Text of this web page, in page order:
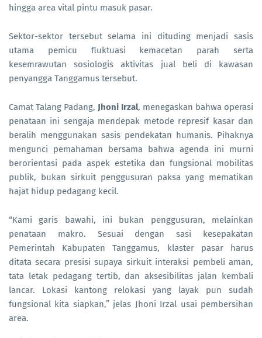
hingga area vital pintu masuk pasar.
Sektor-sektor tersebut selama ini dituding menjadi sasis
utama pemicu fluktuasi kemacetan parah serta
kesemrawutan sosiologis aktivitas jual beli di kawasan
penyangga Tanggamus tersebut.
Camat Talang Padang, Jhoni Irzal, menegaskan bahwa operasi
penataan ini sengaja mendepak metode represif kasar dan
beralih menggunakan sasis pendekatan humanis. Pihaknya
mengunci pemahaman bersama bahwa agenda ini murni
berorientasi pada aspek estetika dan fungsional mobilitas
publik, bukan sirkuit penggusuran paksa yang mematikan
hajat hidup pedagang kecil.
“Kami garis bawahi, ini bukan penggusuran, melainkan
penataan makro. Sesuai dengan sasi kesepakatan
Pemerintah Kabupaten Tanggamus, klaster pasar harus
ditata secara presisi supaya sirkuit interaksi pembeli aman,
tata letak pedagang tertib, dan aksesibilitas jalan kembali
lancar. Lokasi kantong relokasi yang layak pun sudah
fungsional kita siapkan,” jelas Jhoni Irzal usai pembersihan
area.